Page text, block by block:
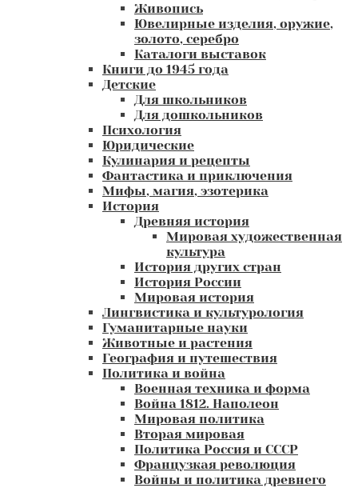
Живопись
Ювелирные изделия, оружие,
золото, серебро
Каталоги выставок
Книги до 1945 года
Детские
Для школьников
Для дошкольников
Психология
Юридические
Кулинария и рецепты
Фантастика и приключения
Мифы, магия, эзотерика
История
Древняя история
Мировая художественная
культура
История других стран
История России
Мировая история
Лингвистика и культурология
Гуманитарные науки
Животные и растения
География и путешествия
Политика и война
Военная техника и форма
Война 1812. Наполеон
Мировая политика
Вторая мировая
Политика Россия и СССР
Французкая революция
Войны и политика древнего